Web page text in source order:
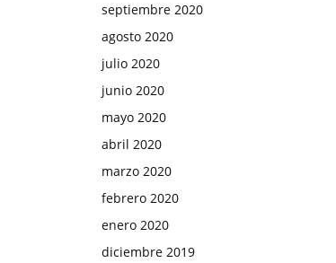
septiembre 2020
agosto 2020
julio 2020
junio 2020
mayo 2020
abril 2020
marzo 2020
febrero 2020
enero 2020
diciembre 2019